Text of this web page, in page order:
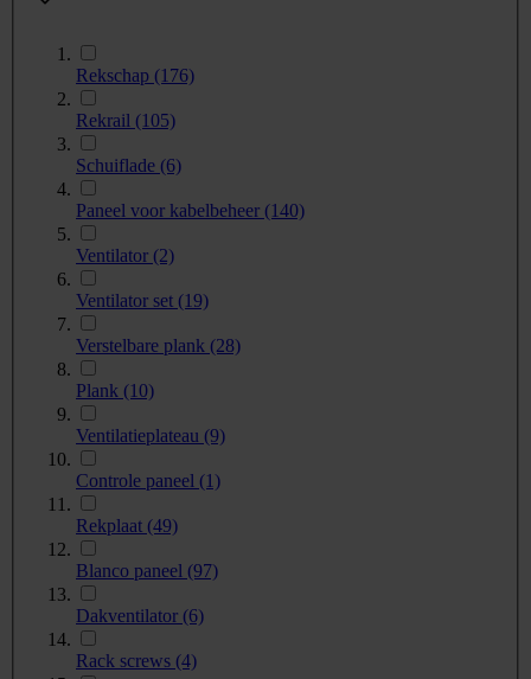
Rekschap (176)
Rekrail (105)
Schuiflade (6)
Paneel voor kabelbeheer (140)
Ventilator (2)
Ventilator set (19)
Verstelbare plank (28)
Plank (10)
Ventilatieplateau (9)
Controle paneel (1)
Rekplaat (49)
Blanco paneel (97)
Dakventilator (6)
Rack screws (4)